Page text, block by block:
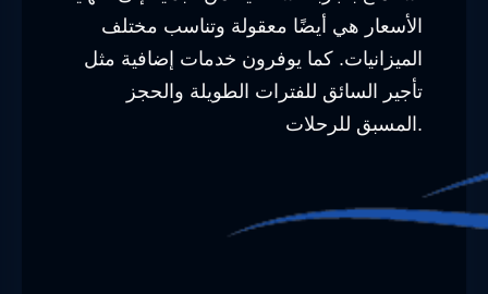
الأسعار هي أيضًا معقولة وتناسب مختلف
الميزانيات. كما يوفرون خدمات إضافية مثل
تأجير السائق للفترات الطويلة والحجز
المسبق للرحلات.